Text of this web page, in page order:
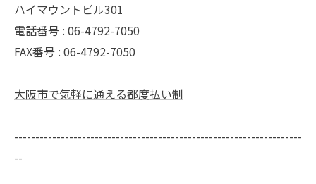
ハイマウントビル301
電話番号 : 06-4792-7050
FAX番号 : 06-4792-7050
大阪市で気軽に通える都度払い制
--------------------------------------------------------------------
--